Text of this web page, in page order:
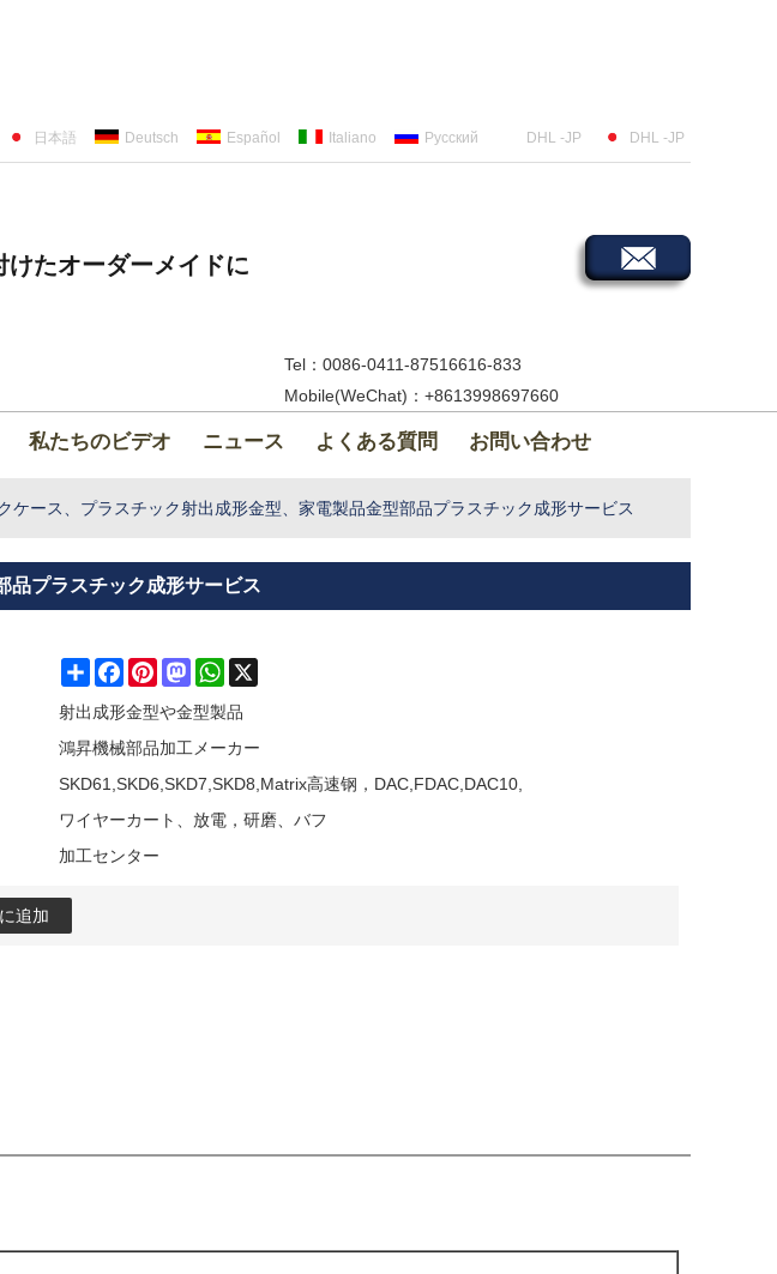
日本語 Deutsch Español Italiano Русский DHL -JP DHL -JP
たオーダーメイドに
Tel：0086-0411-87516616-833
Mobile(WeChat)：+8613998697660
私たちのビデオ ニュース よくある質問 お問い合わせ
ケース、プラスチック射出成形金型、家電製品金型部品プラスチック成形サービス
品プラスチック成形サービス
ShareFacebookPinterestMastodonWhatsApp
射出成形金型や金型製品
鴻昇機械部品加工メーカー
SKD61,SKD6,SKD7,SKD8,Matrix高速钢，DAC,FDAC,DAC10,
ワイヤーカート、放電，研磨、バフ
加工センター
追加